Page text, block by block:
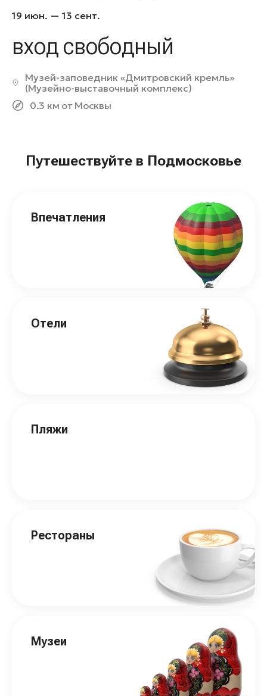
19 июн. — 13 сент.
вход свободный
Музей-заповедник «Дмитровский кремль»
(Музейно-выставочный комплекс)
0.3 км от Москвы
Путешествуйте в Подмосковье
Впечатления
Отели
Пляжи
Рестораны
Музеи